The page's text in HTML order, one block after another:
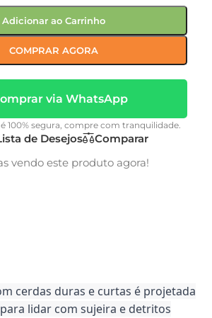
Adicionar ao Carrinho
COMPRAR AGORA
via WhatsApp
100% segura, compre com tranquilidade.
de Desejos
Comparar
vendo este produto agora!
cerdas duras e curtas é projetada
lidar com sujeira e detritos